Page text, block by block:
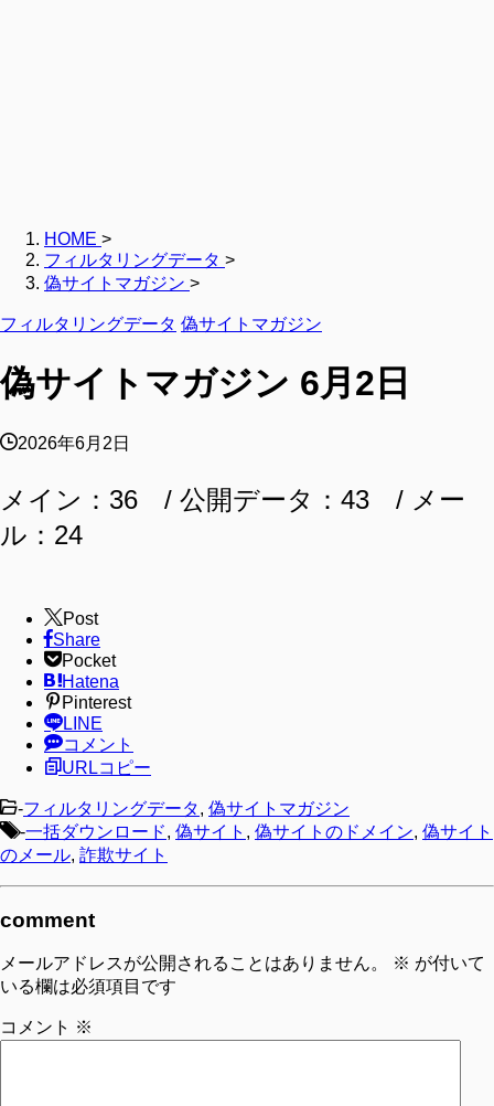
HOME >
フィルタリングデータ >
偽サイトマガジン >
フィルタリングデータ 偽サイトマガジン
偽サイトマガジン 6月2日
2026年6月2日
メイン：36 / 公開データ：43 / メー
ル：24
Post
Share
Pocket
Hatena
Pinterest
LINE
コメント
URLコピー
-フィルタリングデータ, 偽サイトマガジン
-一括ダウンロード, 偽サイト , 偽サイトのドメイン, 偽サイト
のメール, 詐欺サイト
comment
メールアドレスが公開されることはありません。 ※ が付いて
いる欄は必須項目です
コメント ※